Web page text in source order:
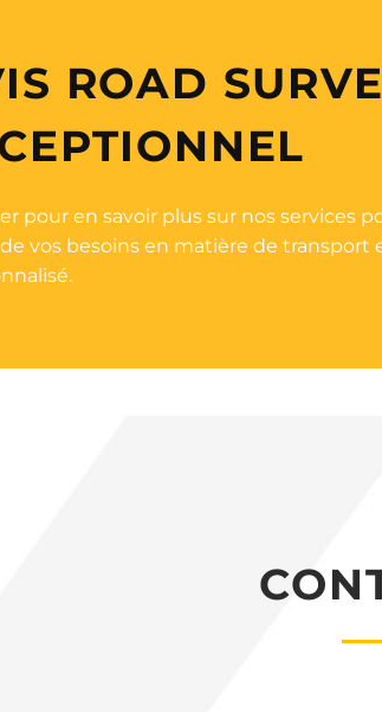
ROAD
pour en savoir plus sur nos services
vos besoins en matière de transport